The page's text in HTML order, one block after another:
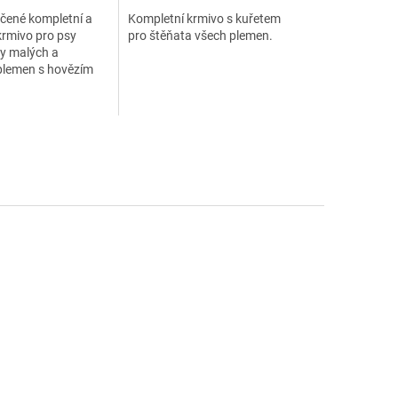
kompletní a
pro psy
malých a
s hovězím
Kompletní krmivo s kuřetem
pro štěňata všech plemen.